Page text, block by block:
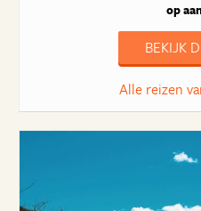
op
BEKIJK
Alle reizen